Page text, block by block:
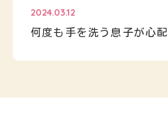
2024.03.12
何度も手を洗う息子が心配